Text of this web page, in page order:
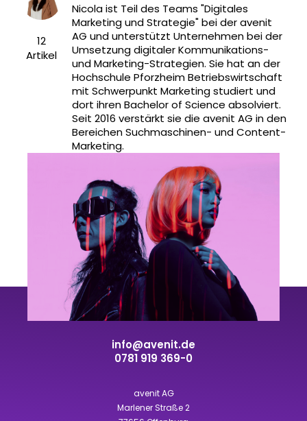
12
Artikel
Nicola ist Teil des Teams "Digitales
Marketing und Strategie" bei der avenit
AG und unterstützt Unternehmen bei der
Umsetzung digitaler Kommunikations-
und Marketing-Strategien. Sie hat an der
Hochschule Pforzheim Betriebswirtschaft
mit Schwerpunkt Marketing studiert und
dort ihren Bachelor of Science absolviert.
Seit 2016 verstärkt sie die avenit AG in den
Bereichen Suchmaschinen- und Content-
Marketing.
info@avenit.de
0781 919 369-0
avenit AG
Marlener Straße 2